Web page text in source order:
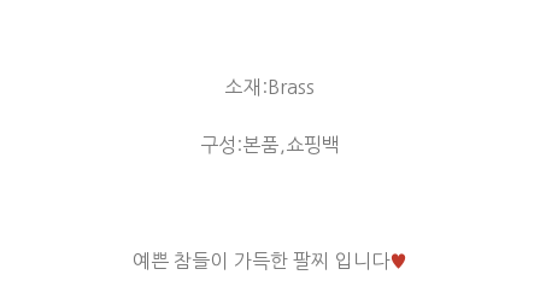
소재:Brass
구성:본품,쇼핑백
예쁜 참들이 가득한 팔찌 입니다♥